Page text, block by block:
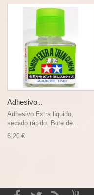
Adhesivo...
Adhesivo Extra líquido,
secado rápido. Bote de...
6,20 €